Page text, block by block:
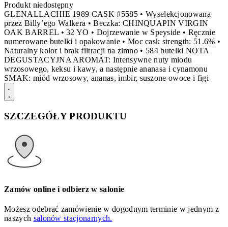
Produkt niedostępny
GLENALLACHIE 1989 CASK #5585 • Wyselekcjonowana
przez Billy’ego Walkera • Beczka: CHINQUAPIN VIRGIN
OAK BARREL • 32 YO • Dojrzewanie w Speyside • Ręcznie
numerowane butelki i opakowanie • Moc cask strength: 51.6% •
Naturalny kolor i brak filtracji na zimno • 584 butelki NOTA
DEGUSTACYJNA AROMAT: Intensywne nuty miodu
wrzosowego, keksu i kawy, a następnie ananasa i cynamonu
SMAK: miód wrzosowy, ananas, imbir, suszone owoce i figi
SZCZEGÓŁY PRODUKTU
Zamów online i odbierz w salonie
Możesz odebrać zamówienie w dogodnym terminie w jednym z
naszych salonów stacjonarnych.